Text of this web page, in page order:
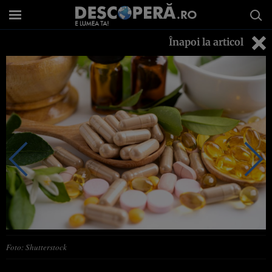
Înapoi la articol
Foto: Shutterstock